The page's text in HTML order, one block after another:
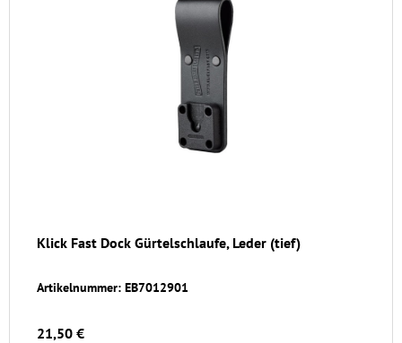
Klick Fast Dock Gürtelschlaufe, Leder (tief)
Artikelnummer: EB7012901
21,50 €